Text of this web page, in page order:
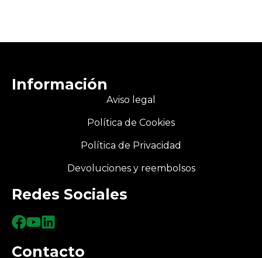
Información
Aviso legal
Política de Cookies
Política de Privacidad
Devoluciones y reembolsos
Redes Sociales
Contacto